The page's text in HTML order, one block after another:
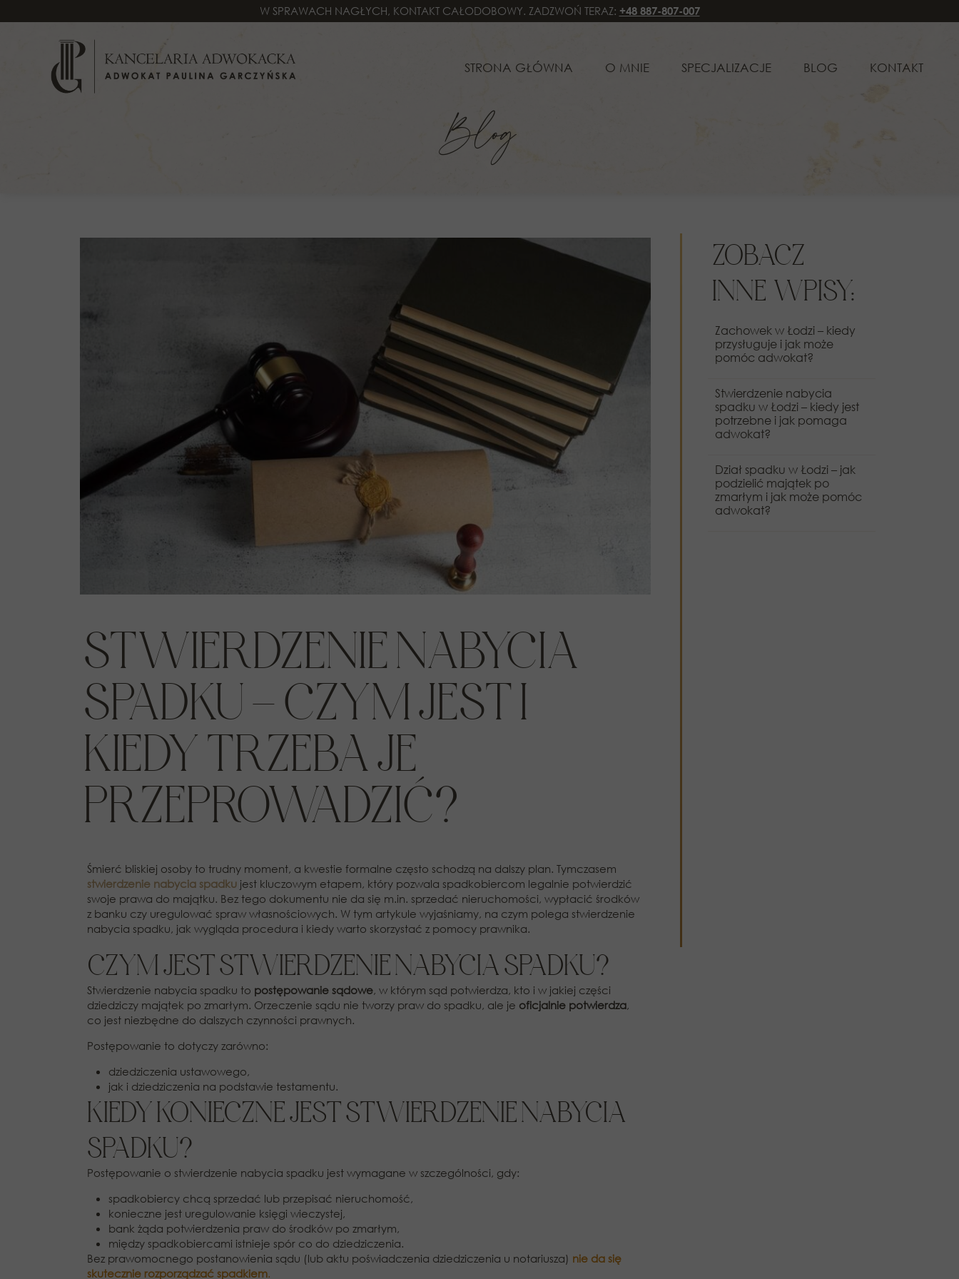
Blog
STRONA GŁÓWNA O MNIE SPECJALIZACJE
OBSŁUGA KLIENTÓW KORPORACYJNYCH
BLOG KONTAKT
W SPRAWACH NAGŁYCH, KONTAKT CAŁODOBOWY. ZADZWOŃ TERAZ: +48 887-807-007
ZOBACZ
INNE WPISY:
Zachowek w Łodzi – kiedy
przysługuje i jak może
pomóc adwokat?
Stwierdzenie nabycia
spadku w Łodzi – kiedy jest
potrzebne i jak pomaga
adwokat?
Dział spadku w Łodzi – jak
podzielić majątek po
zmarłym i jak może pomóc
adwokat?
STWIERDZENIE NABYCIA
SPADKU – CZYM JEST I
KIEDY TRZEBA JE
PRZEPROWADZIĆ?
Śmierć bliskiej osoby to trudny moment, a kwestie formalne często schodzą na dalszy plan. Tymczasem
stwierdzenie nabycia spadku jest kluczowym etapem, który pozwala spadkobiercom legalnie potwierdzić
swoje prawa do majątku. Bez tego dokumentu nie da się m.in. sprzedać nieruchomości, wypłacić środków
z banku czy uregulować spraw własnościowych. W tym artykule wyjaśniamy, na czym polega stwierdzenie
nabycia spadku, jak wygląda procedura i kiedy warto skorzystać z pomocy prawnika.
CZYM JEST STWIERDZENIE NABYCIA SPADKU?
Stwierdzenie nabycia spadku to postępowanie sądowe, w którym sąd potwierdza, kto i w jakiej części
dziedziczy majątek po zmarłym. Orzeczenie sądu nie tworzy praw do spadku, ale je oficjalnie potwierdza,
co jest niezbędne do dalszych czynności prawnych.
Postępowanie to dotyczy zarówno:
dziedziczenia ustawowego,
jak i dziedziczenia na podstawie testamentu.
KIEDY KONIECZNE JEST STWIERDZENIE NABYCIA
SPADKU?
Postępowanie o stwierdzenie nabycia spadku jest wymagane w szczególności, gdy:
spadkobiercy chcą sprzedać lub przepisać nieruchomość,
konieczne jest uregulowanie księgi wieczystej,
bank żąda potwierdzenia praw do środków po zmarłym,
między spadkobiercami istnieje spór co do dziedziczenia.
Bez prawomocnego postanowienia sądu (lub aktu poświadczenia dziedziczenia u notariusza) nie da się
skutecznie rozporządzać spadkiem.